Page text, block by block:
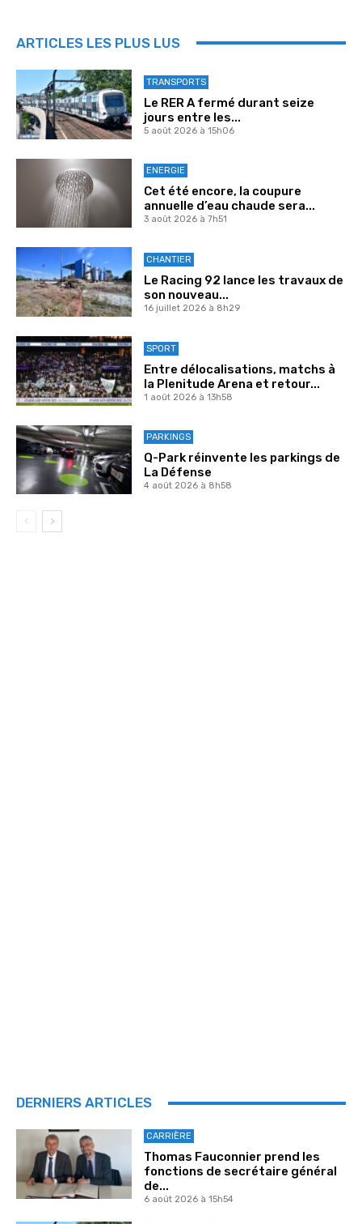
ARTICLES LES PLUS LUS
TRANSPORTS
Le RER A fermé durant seize
jours entre les...
5 août 2026 à 15h06
ENERGIE
Cet été encore, la coupure
annuelle d’eau chaude sera...
3 août 2026 à 7h51
CHANTIER
Le Racing 92 lance les travaux de
son nouveau...
16 juillet 2026 à 8h29
SPORT
Entre délocalisations, matchs à
la Plenitude Arena et retour...
1 août 2026 à 13h58
PARKINGS
Q-Park réinvente les parkings de
La Défense
4 août 2026 à 8h58
DERNIERS ARTICLES
CARRIÈRE
Thomas Fauconnier prend les
fonctions de secrétaire général
de...
6 août 2026 à 15h54